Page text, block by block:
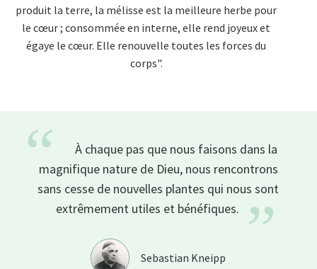
produit la terre, la mélisse est la meilleure herbe pour
le cœur ; consommée en interne, elle rend joyeux et
égaye le cœur. Elle renouvelle toutes les forces du
corps".
“
À chaque pas que nous faisons dans la
magnifique nature de Dieu, nous rencontrons
sans cesse de nouvelles plantes qui nous sont
extrêmement utiles et bénéfiques. ”
Sebastian Kneipp